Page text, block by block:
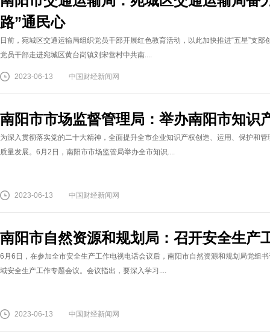
路”通民心
日前，宛城区交通运输局组织党员干部开展红色教育活动，以此加快推进“五星”支
党员干部走进宛城区黄台岗镇刘宋营村中共南....
2023-06-13 中国财经新闻网
南阳市市场监督管理局：举办南阳市知识
为深入贯彻落实党的二十大精神，全面提升全市企业知识产权创造、运用、保护和
质量发展。6月2日，南阳市市场监管局举办全市知识....
2023-06-13 中国财经新闻网
南阳市自然资源和规划局：召开安全生产
6月6日，在参加全市安全生产工作电视电话会议后，南阳市自然资源和规划局党组
域安全生产工作专题会议。会议指出，要深入学习....
2023-06-13 中国财经新闻网